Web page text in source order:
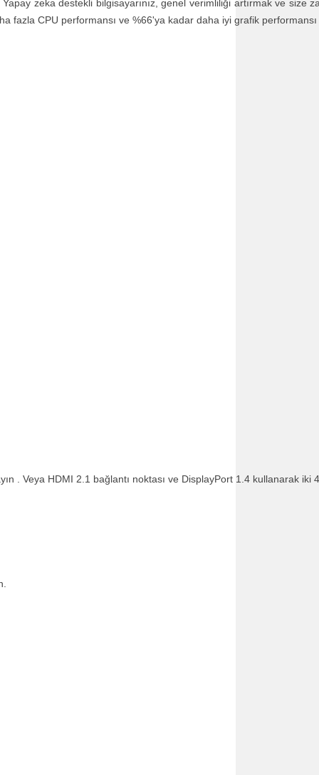
zeka destekli bilgisayarınız, genel verimliliği artırmak ve size
fazla CPU performansı ve %66'ya kadar daha iyi grafik
. Veya HDMI 2.1 bağlantı noktası ve DisplayPort 1.4 kullanarak iki